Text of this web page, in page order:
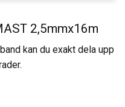
2,5mmx16m
kan du exakt dela upp